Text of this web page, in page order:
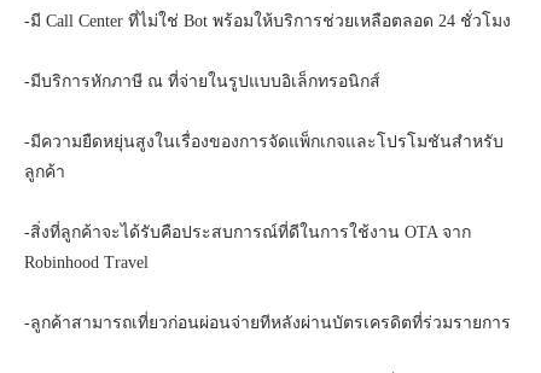
-มี Call Center ที่ไม่ใช่ Bot พร้อมให้บริการช่วยเหลือตลอด 24 ชั่วโมง
-มีบริการหักภาษี ณ ที่จ่ายในรูปแบบอิเล็กทรอนิกส์
-มีความยืดหยุ่นสูงในเรื่องของการจัดแพ็กเกจและโปรโมชันสำหรับ
ลูกค้า
-สิ่งที่ลูกค้าจะได้รับคือประสบการณ์ที่ดีในการใช้งาน OTA จาก
Robinhood Travel
-ลูกค้าสามารถเที่ยวก่อนผ่อนจ่ายทีหลังผ่านบัตรเครดิตที่ร่วมรายการ